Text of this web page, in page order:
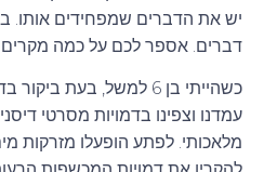
יש את הדברים שמפחידים אותו.
דברים. אספר לכם על כמה
כשהייתי בן 6 למשל, בעת
עמדנו וצפינו בדמויות מסרטי
מלאכותי. לפתע הופעלו מזרקות